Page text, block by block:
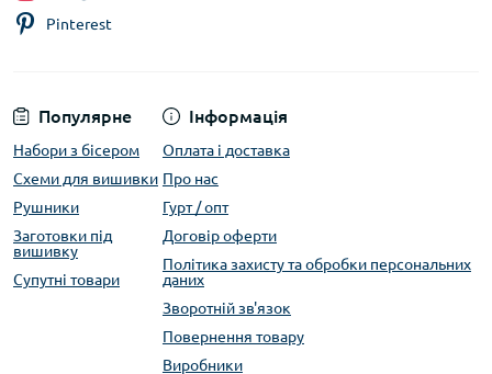
Популярне
Набори з бісером
Схеми для вишивки
Рушники
Заготовки під
вишивку
Супутні товари
Інформація
Оплата і доставка
Про нас
Гурт / опт
Договір оферти
Політика захисту та обробки персональних
даних
Зворотній зв'язок
Повернення товару
Виробники
Pinterest